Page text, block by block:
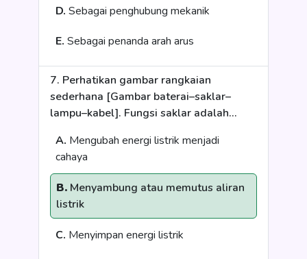
D. Sebagai penghubung mekanik
E. Sebagai penanda arah arus
7. Perhatikan gambar rangkaian
sederhana [Gambar baterai–saklar–
lampu–kabel]. Fungsi saklar adalah...
A. Mengubah energi listrik menjadi
cahaya
B. Menyambung atau memutus aliran
listrik
C. Menyimpan energi listrik